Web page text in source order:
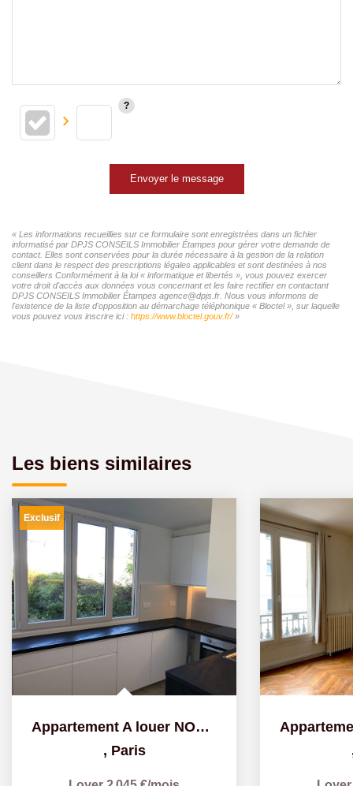
Envoyer le message
« Les informations recueillies sur ce formulaire sont enregistrées dans un fichier
informatisé par DPJS CONSEILS Immobilier Étampes pour gérer votre demande de
contact. Elles sont conservées pour la durée nécessaire à la gestion de la relation
client dans le respect des prescriptions légales applicables et sont destinées à nos
conseillers Conformément à la loi « informatique et libertés », vous pouvez exercer
votre droit d'accès aux données vous concernant et les faire rectifier en contactant
DPJS CONSEILS Immobilier Étampes agence@dpjs.fr. Nous vous informons de
l'existence de la liste d'opposition au démarchage téléphonique « Bloctel », sur laquelle
vous pouvez vous inscrire ici : https://www.bloctel.gouv.fr/»
Les biens similaires
Exclusif
Appartement A louer NON meublé - 4 pièce(s) 78.35 m2
, Paris